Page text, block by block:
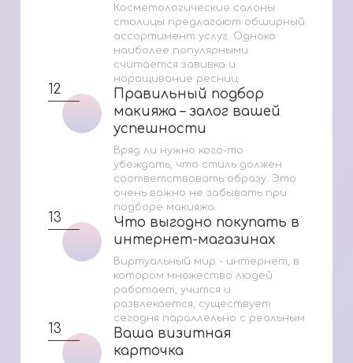
Косметологические салоны
столицы предлагают обширный
ассортимент услуг. Однако
наиболее популярными
считается завивка и
наращивание ресниц
12
Правильный подбор
макияжа – залог вашей
успешности
Правильный подбор
макияжа – залог вашей
успешности
Вряд ли нужно кого-то
убеждать, что стиль должен
соответствовать образу. Это
очень важно не забывать при
подборе макияжа.
13
Что выгодно покупать в
интернет-магазинах
Что выгодно покупать в
интернет-магазинах
Виртуальный мир - интернет, в
котором множество людей
работает, учится и
развлекается, существует
сегодня параллельно с реальным
13
Ваша визитная
карточка
Ваша визитная
карточка